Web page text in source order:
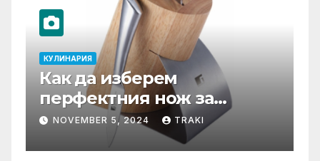
КУЛИНАРИЯ
Как да изберем
перфектния нож за
нашата кухня?
NOVEMBER 5, 2024 TRAKI